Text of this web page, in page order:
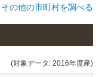
その他の市町村を調べる
(対象データ: 2016年度産)